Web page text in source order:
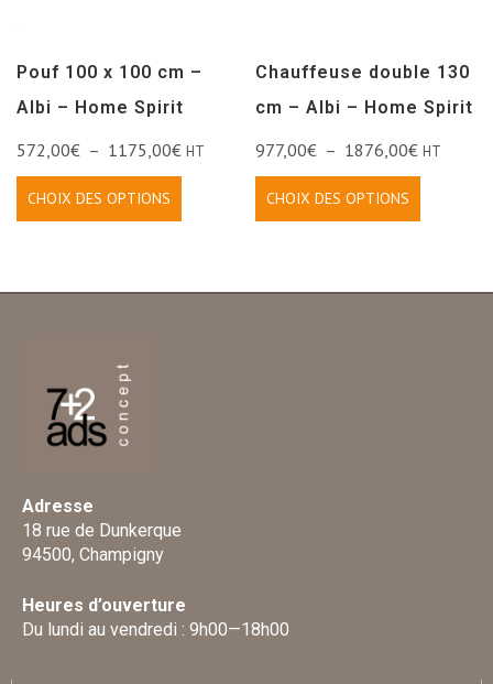
Pouf 100 x 100 cm –
Albi – Home Spirit
572,00€ – 1175,00€ HT
CHOIX DES OPTIONS
Chauffeuse double 130
cm – Albi – Home Spirit
977,00€ – 1876,00€ HT
CHOIX DES OPTIONS
Adresse
18 rue de Dunkerque
94500, Champigny
Heures d’ouverture
Du lundi au vendredi : 9h00—18h00